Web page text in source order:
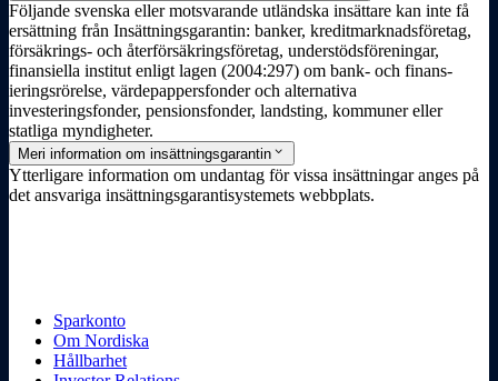
Följande svenska eller motsvarande utländska insättare kan inte få
ersättning från Insättnings­garantin: banker, kreditmarknads­företag,
försäkrings- och återförsäkringsföretag, understödsföreningar,
finans­iella institut enligt lagen (2004:297) om bank- och finans­
ieringsrörelse, värdepappersfonder och alternativa
investeringsfonder, pensionsfonder, landsting, kommuner eller
statliga myndigheter.
Meri information om insättningsgarantin expand_more
Ytterligare information om undantag för vissa insättningar anges på
det ansvariga insättnings­garantisystemets webbplats.
Sparkonto
Om Nordiska
Hållbarhet